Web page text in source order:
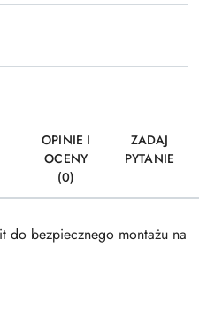
OPINIE I
OCENY
(0)
ZADAJ
PYTANIE
do bezpiecznego montażu na